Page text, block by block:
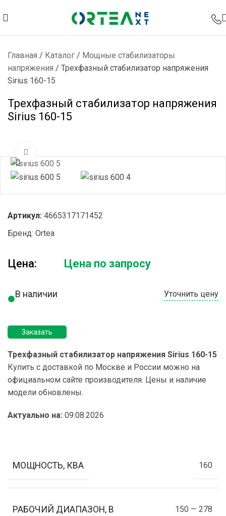
Главная / Каталог / Мощные стабилизаторы
напряжения / Трехфазный стабилизатор напряжения
Sirius 160-15
Трехфазный стабилизатор напряжения
Sirius 160-15
Артикул: 4665317171452
Бренд: Ortea
Цена: Цена по запросу
В наличии Уточнить цену
Заказать
Трехфазный стабилизатор напряжения Sirius 160-15
Купить с доставкой по Москве и России можно на
официальном сайте производителя. Цены и наличие
модели обновлены.
Актуально на: 09.08.2026
МОЩНОСТЬ, КВА 160
РАБОЧИЙ ДИАПАЗОН, В 150 — 278